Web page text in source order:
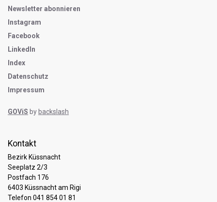
Kontakt
Bezirk Küssnacht
Seeplatz 2/3
Postfach 176
6403 Küssnacht am Rigi
Telefon 041 854 01 81
Newsletter abonnieren
Instagram
Facebook
LinkedIn
Index
Datenschutz
Impressum
GOViS by backslash